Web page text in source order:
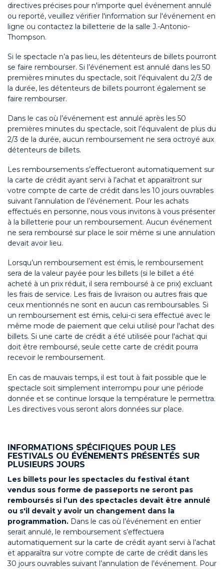
directives précises pour n'importe quel événement annulé
ou reporté, veuillez vérifier l'information sur l'événement en
ligne ou contactez la billetterie de la salle J.-Antonio-
Thompson.
Si le spectacle n’a pas lieu, les détenteurs de billets pourront
se faire rembourser. Si l’événement est annulé dans les 50
premières minutes du spectacle, soit l’équivalent du 2/3 de
la durée, les détenteurs de billets pourront également se
faire rembourser.
Dans le cas où l’événement est annulé après les 50
premières minutes du spectacle, soit l’équivalent de plus du
2/3 de la durée, aucun remboursement ne sera octroyé aux
détenteurs de billets.
Les remboursements s’effectueront automatiquement sur
la carte de crédit ayant servi à l’achat et apparaîtront sur
votre compte de carte de crédit dans les 10 jours ouvrables
suivant l’annulation de l’événement. Pour les achats
effectués en personne, nous vous invitons à vous présenter
à la billetterie pour un remboursement. Aucun événement
ne sera remboursé sur place le soir même si une annulation
devait avoir lieu.
Lorsqu’un remboursement est émis, le remboursement
sera de la valeur payée pour les billets (si le billet a été
acheté à un prix réduit, il sera remboursé à ce prix) excluant
les frais de service. Les frais de livraison ou autres frais que
ceux mentionnés ne sont en aucun cas remboursables. Si
un remboursement est émis, celui-ci sera effectué avec le
même mode de paiement que celui utilisé pour l'achat des
billets. Si une carte de crédit a été utilisée pour l'achat qui
doit être remboursé, seule cette carte de crédit pourra
recevoir le remboursement.
En cas de mauvais temps, il est tout à fait possible que le
spectacle soit simplement interrompu pour une période
donnée et se continue lorsque la température le permettra.
Les directives vous seront alors données sur place.
INFORMATIONS SPÉCIFIQUES POUR LES
FESTIVALS OU ÉVÉNEMENTS PRÉSENTÉS SUR
PLUSIEURS JOURS
Les billets pour les spectacles du festival étant
vendus sous forme de passeports ne seront pas
remboursés si l’un des spectacles devait être annulé
ou s'il devait y avoir un changement dans la
programmation. Dans le cas où l’événement en entier
serait annulé, le remboursement s’effectuera
automatiquement sur la carte de crédit ayant servi à l’achat
et apparaîtra sur votre compte de carte de crédit dans les
30 jours ouvrables suivant l’annulation de l’événement. Pour